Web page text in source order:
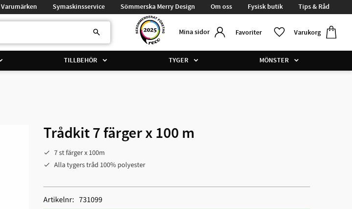
Varumärken Symaskinsservice Sömmerska Merry Design Om oss Fysisk butik Tips & Råd
Mina sidor Favoriter Varukorg
Favoriter
TILLBEHÖR TYGER MÖNSTER
Trådkit 7 färger x 100 m
7 st färger x 100m
Alla tygers tråd 100% polyester
Artikelnr 731099